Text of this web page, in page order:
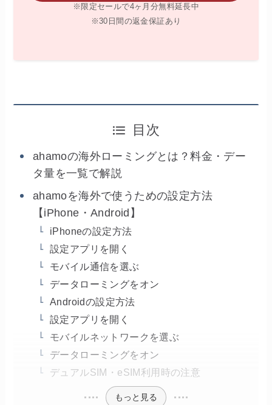
※限定セールで4ヶ月分無料延長中
※30日間の返金保証あり
目次
ahamoの海外ローミングとは？料金・デー
タ量を一覧で解説
ahamoを海外で使うための設定方法
【iPhone・Android】
iPhoneの設定方法
設定アプリを開く
モバイル通信を選ぶ
データローミングをオン
Androidの設定方法
設定アプリを開く
モバイルネットワークを選ぶ
データローミングをオン
デュアルSIM・eSIM利用時の注意
もっと見る